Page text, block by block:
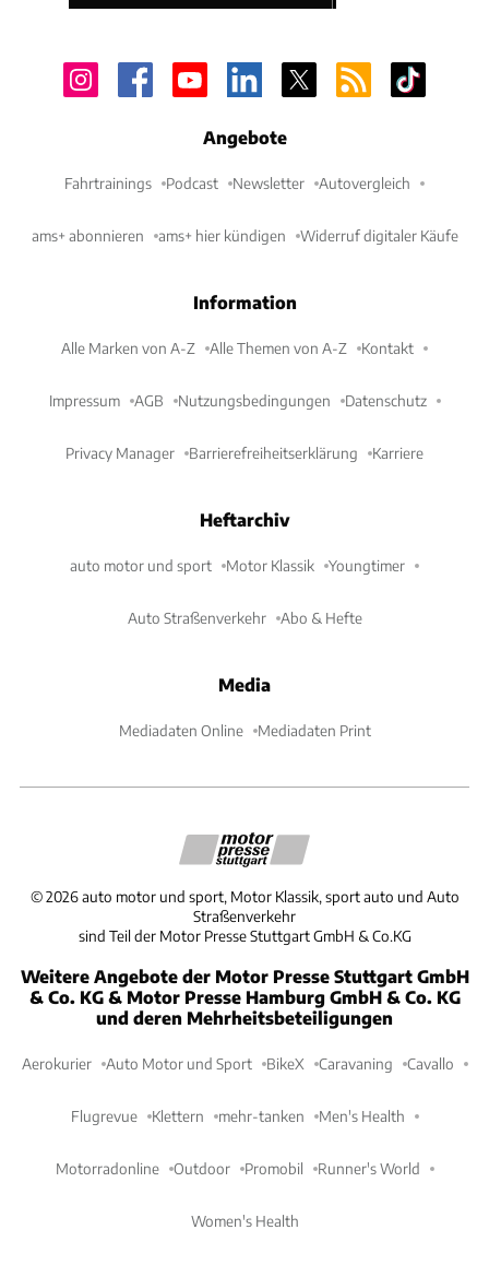
Angebote
Fahrtrainings Podcast Newsletter Autovergleich
ams+ abonnieren ams+ hier kündigen Widerruf digitaler Käufe
Information
Alle Marken von A-Z Alle Themen von A-Z Kontakt
Impressum AGB Nutzungsbedingungen Datenschutz
Privacy Manager Barrierefreiheitserklärung Karriere
Heftarchiv
auto motor und sport Motor Klassik Youngtimer
Auto Straßenverkehr Abo & Hefte
Media
Mediadaten Online Mediadaten Print
©2026 auto motor und sport, Motor Klassik, sport auto und Auto
Straßenverkehr
sind Teil der Motor Presse Stuttgart GmbH & Co.KG
Weitere Angebote der Motor Presse Stuttgart GmbH
& Co. KG & Motor Presse Hamburg GmbH & Co. KG
und deren Mehrheitsbeteiligungen
Aerokurier Auto Motor und Sport BikeX Caravaning Cavallo
Flugrevue Klettern mehr-tanken Men's Health
Motorradonline Outdoor Promobil Runner's World
Women's Health